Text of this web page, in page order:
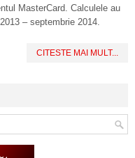
MasterCard. Calculele au
– septembrie 2014.
CITESTE MAI MULT...